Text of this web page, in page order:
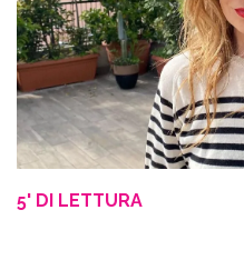
5' DI LETTURA